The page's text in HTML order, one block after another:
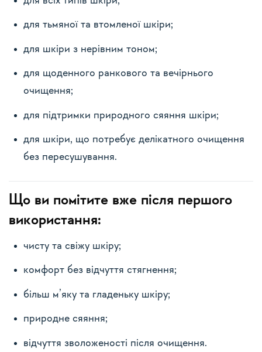
для тьмяної та втомленої шкіри;
для шкіри з нерівним тоном;
для щоденного ранкового та вечірнього
очищення;
для підтримки природного сяяння шкіри;
для шкіри, що потребує делікатного очищення
без пересушування.
Що ви помітите вже після першого
використання:
чисту та свіжу шкіру;
комфорт без відчуття стягнення;
більш м’яку та гладеньку шкіру;
природне сяяння;
відчуття зволоженості після очищення.